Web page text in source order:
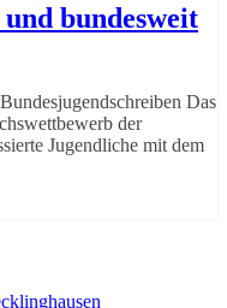
bundesweit
Das
der
Jugendliche mit dem